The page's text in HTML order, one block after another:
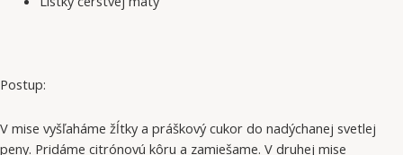
Postup:
V mise vyšľaháme žĺtky a práškový cukor do nadýchanej svetlej
peny. Pridáme citrónovú kôru a zamiešame. V druhej mise